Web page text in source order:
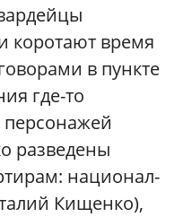
коротают время
в пункте
где-то
разведены
национал-
Кищенко),